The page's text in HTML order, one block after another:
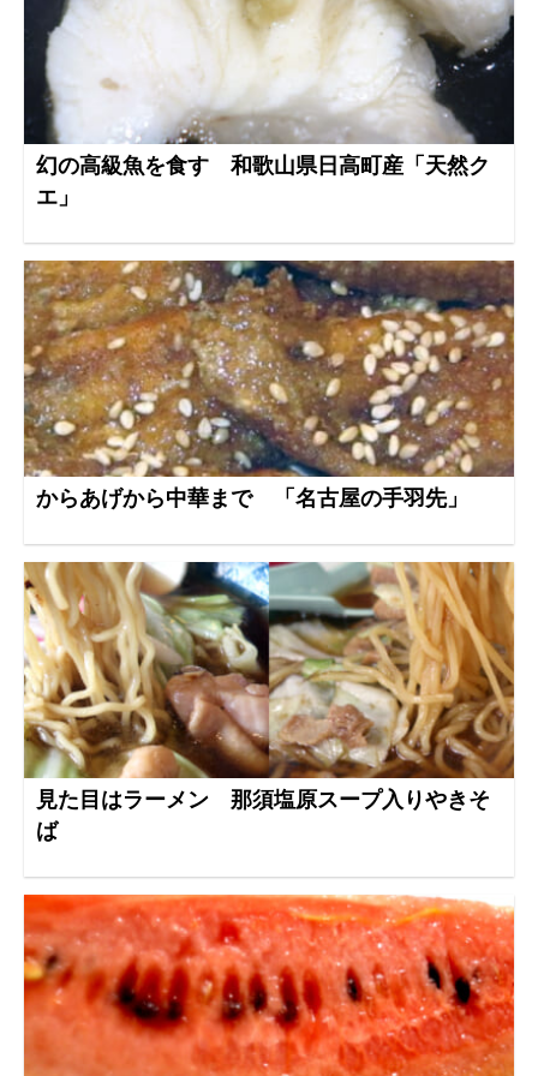
幻の高級魚を食す 和歌山県日高町産「天然ク
エ」
からあげから中華まで 「名古屋の手羽先」
見た目はラーメン 那須塩原スープ入りやきそ
ば